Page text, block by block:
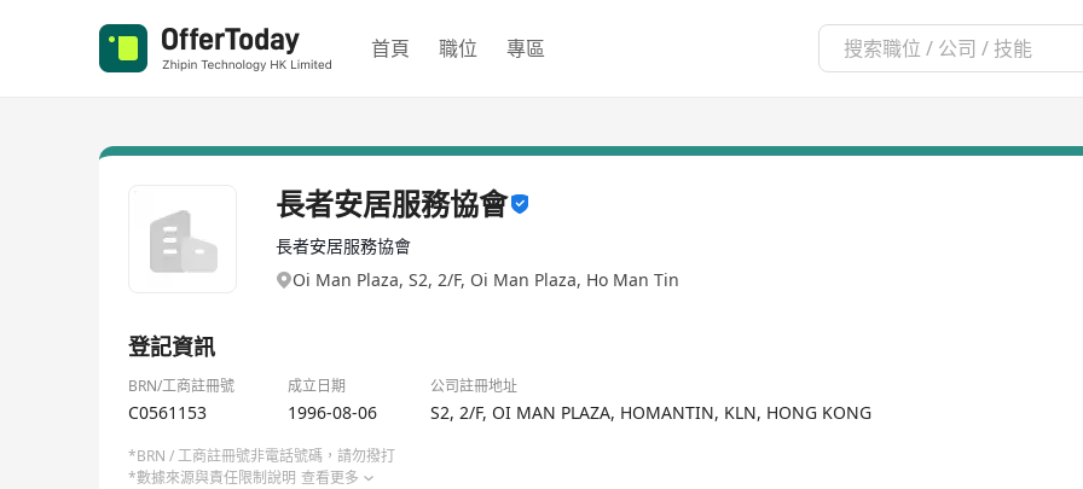
首頁 職位 專區
長者安居服務協會
長者安居服務協會
Oi Man Plaza, S2, 2/F, Oi Man Plaza, Ho Man Tin
登記資訊
BRN/工商註冊號 成立日期 公司註冊地址
C0561153 1996-08-06 S2, 2/F, OI MAN PLAZA, HOMANTIN, KLN, HONG KONG
*BRN / 工商註冊號非電話號碼，請勿撥打
*數據來源與責任限制說明 查看更多